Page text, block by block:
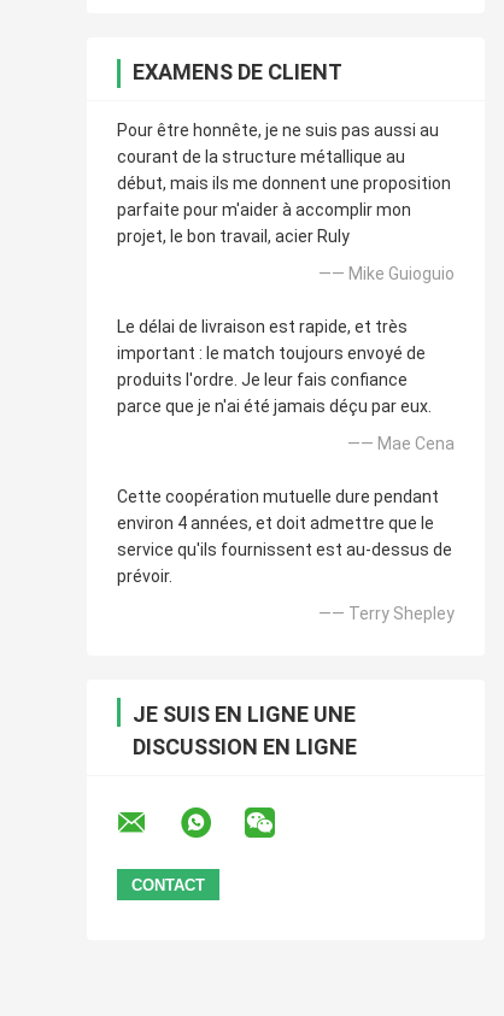
EXAMENS DE CLIENT
Pour être honnête, je ne suis pas aussi au
courant de la structure métallique au
début, mais ils me donnent une proposition
parfaite pour m'aider à accomplir mon
projet, le bon travail, acier Ruly
—— Mike Guioguio
Le délai de livraison est rapide, et très
important : le match toujours envoyé de
produits l'ordre. Je leur fais confiance
parce que je n'ai été jamais déçu par eux.
—— Mae Cena
Cette coopération mutuelle dure pendant
environ 4 années, et doit admettre que le
service qu'ils fournissent est au-dessus de
prévoir.
—— Terry Shepley
JE SUIS EN LIGNE UNE
DISCUSSION EN LIGNE